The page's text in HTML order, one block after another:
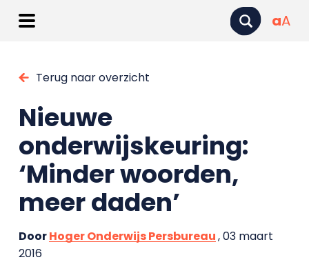
aA
Terug naar overzicht
Nieuwe
onderwijskeuring:
‘Minder woorden,
meer daden’
DoorHoger Onderwijs Persbureau, 03 maart
2016